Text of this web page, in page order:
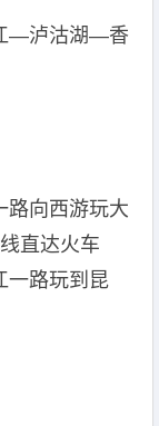
—泸沽湖—香
路向西游玩大
直达火车
一路玩到昆